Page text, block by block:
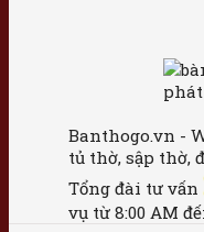
Banthogo.vn -
tủ thờ, sập thờ,
Tổng đài tư vấn
vụ từ 8:00 AM